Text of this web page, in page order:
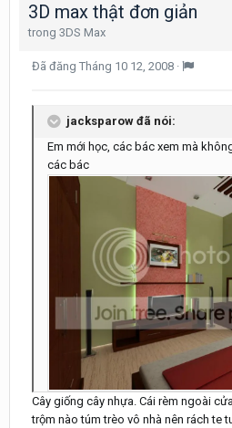
3D max thật đơn giản
trong 3DS Max
Đã đăng Tháng 10 12, 2008 ·
jacksparow đã nói:
Em mới học, các bác xem mà
các bác
Cây giống cây nhựa. Cái rèm ngoài
trộm nào túm trèo vô nhà nên rách te